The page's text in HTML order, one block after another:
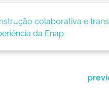
colaborativa e
da Enap